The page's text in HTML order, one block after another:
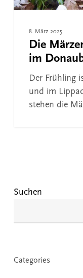
8. März 2025
Die
im
Der Frühling
und im
stehen die
Suchen
Categories